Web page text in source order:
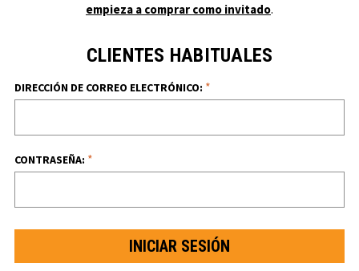
empieza a comprar como invitado.
CLIENTES HABITUALES
DIRECCIÓN DE CORREO ELECTRÓNICO: *
CONTRASEÑA: *